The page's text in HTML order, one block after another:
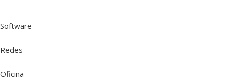
Software
Redes
Oficina